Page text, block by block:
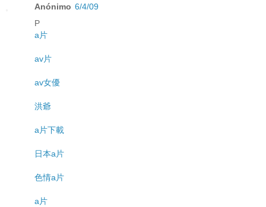
Anónimo 6/4/09
P
a片
av片
av女優
洪爺
a片下載
日本a片
色情a片
a片